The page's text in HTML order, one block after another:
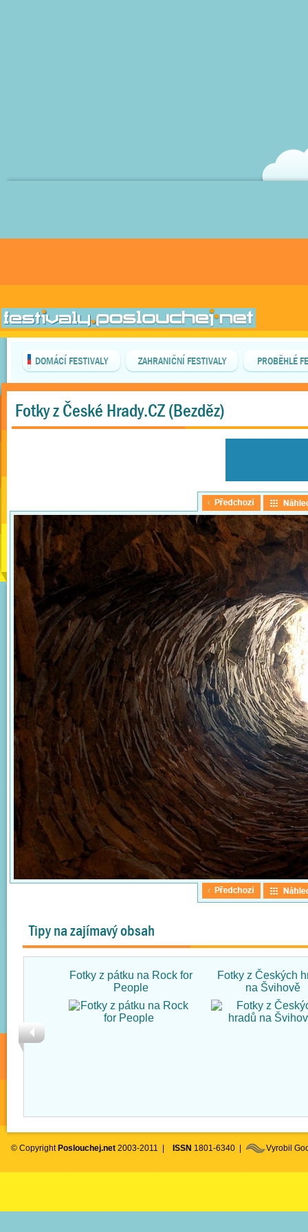
DOMÁCÍ FESTIVALY ZAHRANIČNÍ FESTIVALY PROBĚHLÉ
Fotky z České Hrady.CZ (Bezděz)
Tipy na zajímavý obsah
Fotky z pátku na Rock for
People
Fotky z Českých
na Švihově
© Copyright Poslouchej.net 2003-2011 | ISSN 1801-6340 | Vyrobil